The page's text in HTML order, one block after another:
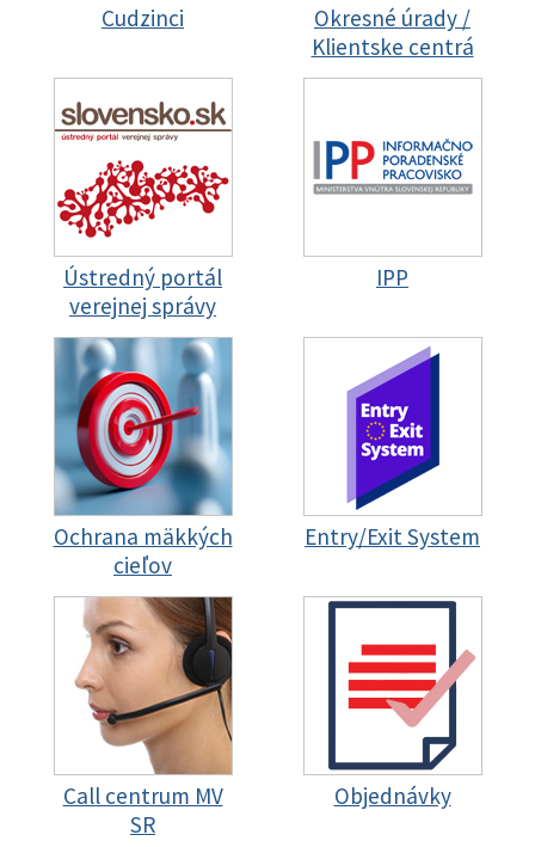
Cudzinci
Okresné úrady /
Klientske centrá
Ústredný portál
verejnej správy
IPP
Ochrana mäkkých
cieľov
Entry/Exit System
Call centrum MV
SR
Objednávky